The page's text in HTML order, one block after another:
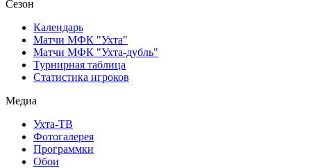
Сезон
Календарь
Матчи МФК "Ухта"
Матчи МФК "Ухта-дубль"
Турнирная таблица
Статистика игроков
Медиа
Ухта-ТВ
Фотогалерея
Программки
Обои